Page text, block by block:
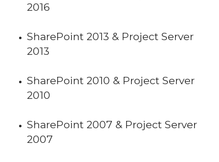
2016
SharePoint 2013 & Project Server
2013
SharePoint 2010 & Project Server
2010
SharePoint 2007 & Project Server
2007